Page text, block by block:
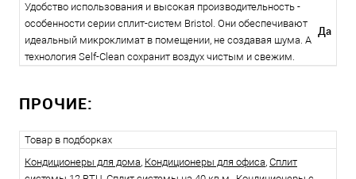
Удобство использования и высокая производительность -
особенности серии сплит-систем Bristol. Они обеспечивают
идеальный микроклимат в помещении, не создавая шума. А
технология Self-Clean сохранит воздух чистым и свежим.
Да
ПРОЧИЕ:
Товар в подборках
Кондиционеры для дома, Кондиционеры для офиса, Сплит